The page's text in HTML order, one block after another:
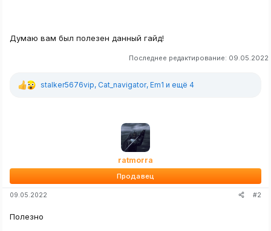
Думаю вам был полезен данный гайд!
Последнее редактирование: 09.05.2022
Р
stalker5676vip, Cat_navigator, Em1 и ещё 4
ratmorra
Продавец
09.05.2022 #2
Полезно